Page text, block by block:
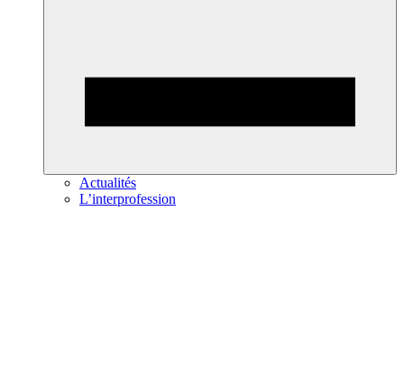
Actualités
L’interprofession